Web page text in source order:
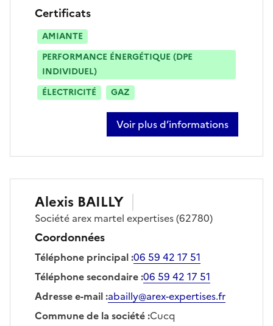
Certificats
AMIANTE
PERFORMANCE ÉNERGÉTIQUE (DPE
INDIVIDUEL)
ÉLECTRICITÉ
GAZ
Voir plus d’informations
sur maxime quezet
Alexis BAILLY
Société arex martel expertises(62780)
Coordonnées
Téléphone principal:06 59 42 17 51
Téléphone secondaire:06 59 42 17 51
Adresse e-mail:abailly@arex-expertises.fr
Commune de la société:Cucq